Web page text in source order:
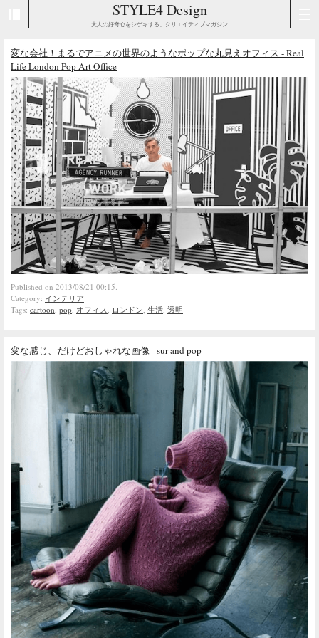
STYLE4 Design
大人の好奇心をシゲキする、クリエイティブマガジン
変な会社！まるでアニメの世界のようなポップな丸見えオフィス - Real
Life London Pop Art Office
Published on 2013/08/21 00:15.
Category: インテリア
Tags: cartoon, pop, オフィス, ロンドン, 生活, 透明
変な感じ、だけどおしゃれな画像 - sur and pop -